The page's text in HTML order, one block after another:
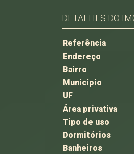
DETALHES DO
Referência
Endereço
Bairro
Município
UF
Área privativa
Tipo de uso
Dormitórios
Banheiros